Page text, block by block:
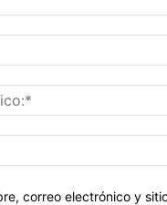
correo electrónico y